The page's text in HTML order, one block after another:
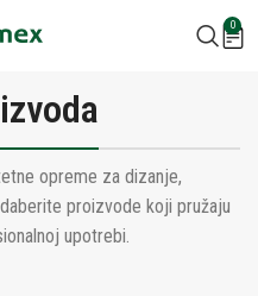
0
opreme za dizanje,
proizvode koji pružaju
upotrebi.